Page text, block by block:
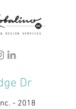
Dr
- 2018